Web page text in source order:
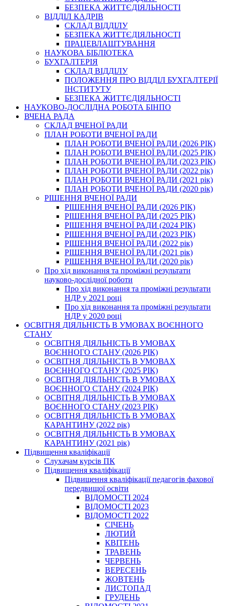
БЕЗПЕКА ЖИТТЄДІЯЛЬНОСТІ
ВІДДІЛ КАДРІВ
СКЛАД ВІДДІЛУ
БЕЗПЕКА ЖИТТЄДІЯЛЬНОСТІ
ПРАЦЕВЛАШТУВАННЯ
НАУКОВА БІБЛІОТЕКА
БУХГАЛТЕРІЯ
СКЛАД ВІДДІЛУ
ПОЛОЖЕННЯ ПРО ВІДДІЛ БУХГАЛТЕРІЇ
ІНСТИТУТУ
БЕЗПЕКА ЖИТТЄДІЯЛЬНОСТІ
НАУКОВО-ДОСЛІДНА РОБОТА БІНПО
ВЧЕНА РАДА
СКЛАД ВЧЕНОЇ РАДИ
ПЛАН РОБОТИ ВЧЕНОЇ РАДИ
ПЛАН РОБОТИ ВЧЕНОЇ РАДИ (2026 РІК)
ПЛАН РОБОТИ ВЧЕНОЇ РАДИ (2025 РІК)
ПЛАН РОБОТИ ВЧЕНОЇ РАДИ (2023 РІК)
ПЛАН РОБОТИ ВЧЕНОЇ РАДИ (2022 рік)
ПЛАН РОБОТИ ВЧЕНОЇ РАДИ (2021 рік)
ПЛАН РОБОТИ ВЧЕНОЇ РАДИ (2020 рік)
РІШЕННЯ ВЧЕНОЇ РАДИ
РІШЕННЯ ВЧЕНОЇ РАДИ (2026 РІК)
РІШЕННЯ ВЧЕНОЇ РАДИ (2025 РІК)
РІШЕННЯ ВЧЕНОЇ РАДИ (2024 РІК)
РІШЕННЯ ВЧЕНОЇ РАДИ (2023 РІК)
РІШЕННЯ ВЧЕНОЇ РАДИ (2022 рік)
РІШЕННЯ ВЧЕНОЇ РАДИ (2021 рік)
РІШЕННЯ ВЧЕНОЇ РАДИ (2020 рік)
Про хід виконання та проміжні результати
науково-дослідної роботи
Про хід виконання та проміжні результати
НДР у 2021 році
Про хід виконання та проміжні результати
НДР у 2020 році
ОСВІТНЯ ДІЯЛЬНІСТЬ В УМОВАХ ВОЄННОГО
СТАНУ
ОСВІТНЯ ДІЯЛЬНІСТЬ В УМОВАХ
ВОЄННОГО СТАНУ (2026 РІК)
ОСВІТНЯ ДІЯЛЬНІСТЬ В УМОВАХ
ВОЄННОГО СТАНУ (2025 РІК)
ОСВІТНЯ ДІЯЛЬНІСТЬ В УМОВАХ
ВОЄННОГО СТАНУ (2024 РІК)
ОСВІТНЯ ДІЯЛЬНІСТЬ В УМОВАХ
ВОЄННОГО СТАНУ (2023 РІК)
ОСВІТНЯ ДІЯЛЬНІСТЬ В УМОВАХ
КАРАНТИНУ (2022 рік)
ОСВІТНЯ ДІЯЛЬНІСТЬ В УМОВАХ
КАРАНТИНУ (2021 рік)
Підвищення кваліфікації
Слухачам курсів ПК
Підвищення кваліфікації
Підвищення кваліфікації педагогів фахової
передвищої освіти
ВІДОМОСТІ 2024
ВІДОМОСТІ 2023
ВІДОМОСТІ 2022
СІЧЕНЬ
ЛЮТИЙ
КВІТЕНЬ
ТРАВЕНЬ
ЧЕРВЕНЬ
ВЕРЕСЕНЬ
ЖОВТЕНЬ
ЛИСТОПАД
ГРУДЕНЬ